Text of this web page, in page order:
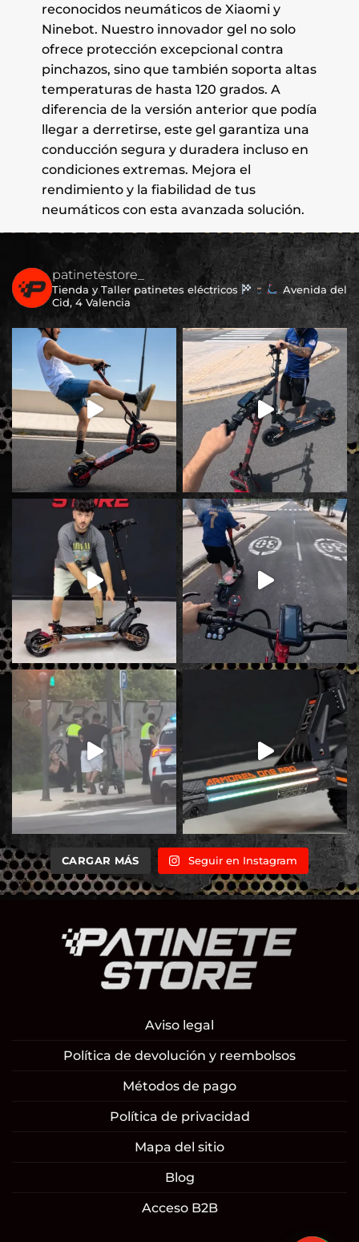
reconocidos neumáticos de Xiaomi y
Ninebot. Nuestro innovador gel no solo
ofrece protección excepcional contra
pinchazos, sino que también soporta altas
temperaturas de hasta 120 grados. A
diferencia de la versión anterior que podía
llegar a derretirse, este gel garantiza una
conducción segura y duradera incluso en
condiciones extremas. Mejora el
rendimiento y la fiabilidad de tus
neumáticos con esta avanzada solución.
patinetestore_
Tienda y Taller patinetes eléctricos
Avenida del
Cid, 4 Valencia
CARGAR MÁS Seguir en Instagram
Aviso legal
Política de devolución y reembolsos
Métodos de pago
Política de privacidad
Mapa del sitio
Blog
Acceso B2B